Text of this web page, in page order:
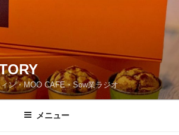
ン・MOO CAFE・Sow業ラジオ
メニュー